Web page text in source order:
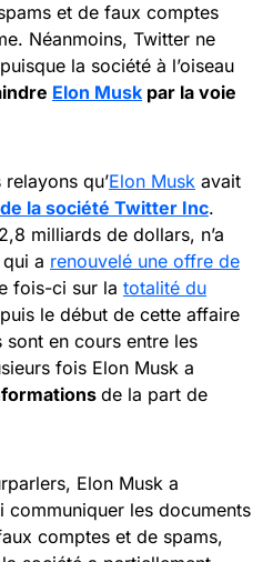
et de faux comptes
Néanmoins, Twitter ne
la société à l’oiseau
Elon Musk par la voie
qu’Elon Musk avait
la société Twitter Inc.
milliards de dollars, n’a
a renouvelé une offre de
fois-ci sur la totalité du
le début de cette affaire
en cours entre les
fois Elon Musk a
de la part de
Elon Musk a
communiquer les documents
comptes et de spams,